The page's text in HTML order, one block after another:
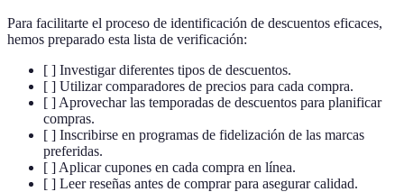
Para facilitarte el proceso de identificación de descuentos eficaces,
hemos preparado esta lista de verificación:
[ ] Investigar diferentes tipos de descuentos.
[ ] Utilizar comparadores de precios para cada compra.
[ ] Aprovechar las temporadas de descuentos para planificar
compras.
[ ] Inscribirse en programas de fidelización de las marcas
preferidas.
[ ] Aplicar cupones en cada compra en línea.
[ ] Leer reseñas antes de comprar para asegurar calidad.